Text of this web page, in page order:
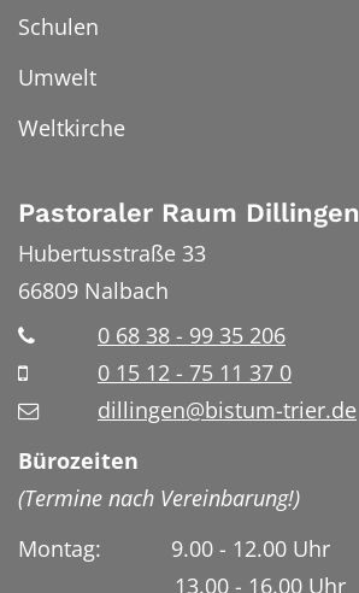
Schulen
Umwelt
Weltkirche
Pastoraler Raum Dillingen
Hubertusstraße 33
66809 Nalbach
0 68 38 - 99 35 206
0 15 12 - 75 11 37 0
dillingen@bistum-trier.de
Bürozeiten
(Termine nach Vereinbarung!)
Montag: 9.00 - 12.00 Uhr
13.00 - 16.00 Uhr